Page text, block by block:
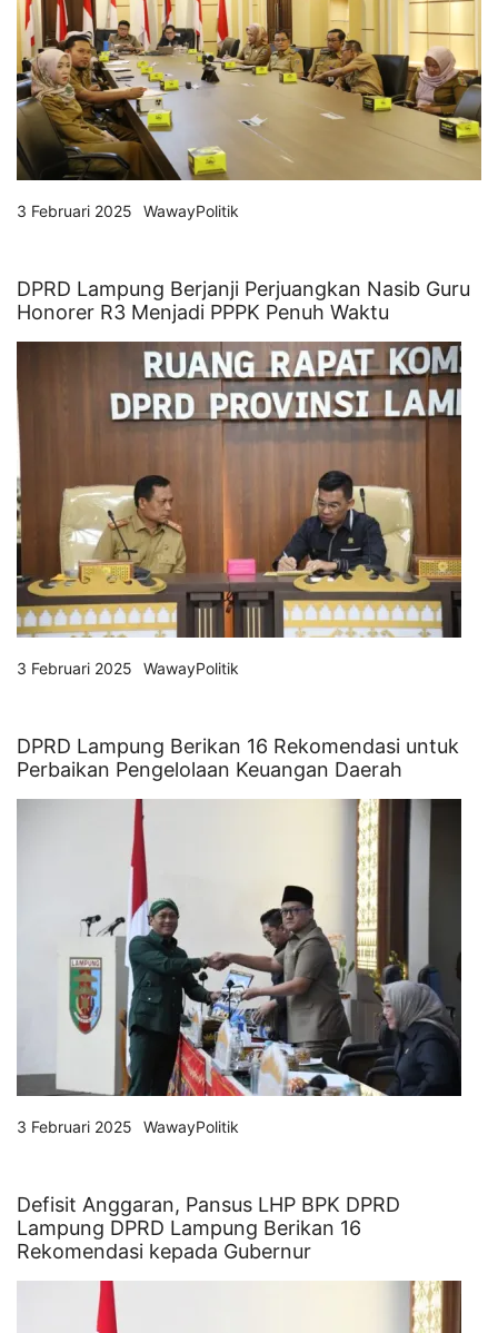
3 Februari 2025 WawayPolitik
DPRD Lampung Berjanji Perjuangkan Nasib Guru
Honorer R3 Menjadi PPPK Penuh Waktu
3 Februari 2025 WawayPolitik
DPRD Lampung Berikan 16 Rekomendasi untuk
Perbaikan Pengelolaan Keuangan Daerah
3 Februari 2025 WawayPolitik
Defisit Anggaran, Pansus LHP BPK DPRD
Lampung DPRD Lampung Berikan 16
Rekomendasi kepada Gubernur